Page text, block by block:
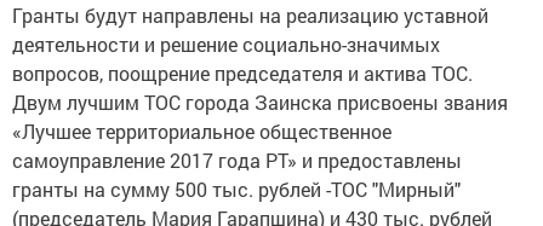
Гранты будут направлены на реализацию уставной
деятельности и решение социально-значимых
вопросов, поощрение председателя и актива ТОС.
Двум лучшим ТОС города Заинска присвоены звания
«Лучшее территориальное общественное
самоуправление 2017 года РТ» и предоставлены
гранты на сумму 500 тыс. рублей -ТОС "Мирный"
(председатель Мария Гарапшина) и 430 тыс. рублей